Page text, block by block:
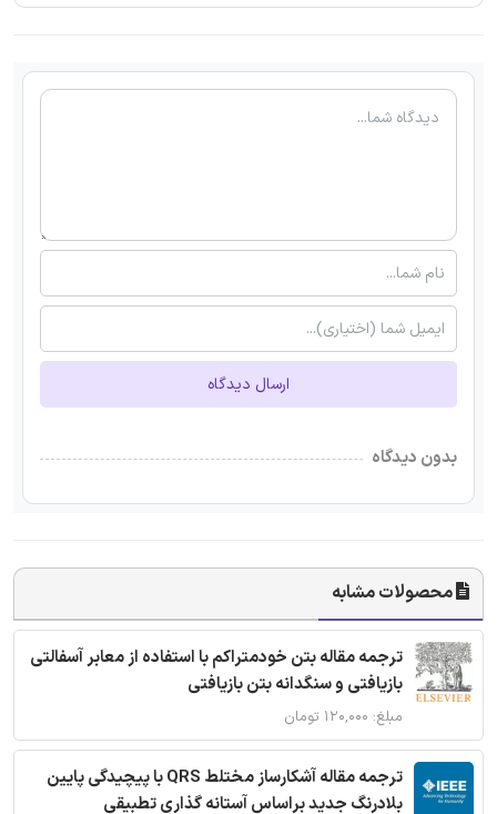
ارسال دیدگاه
بدون دیدگاه
محصولات مشابه
ترجمه مقاله بتن خودمتراکم با استفاده از معابر آسفالتی
بازیافتی و سنگدانه بتن بازیافتی
مبلغ: ۱۲۰,۰۰۰ تومان
ترجمه مقاله آشکارساز مختلط QRS با پیچیدگی پایین
بلادرنگ جدید براساس آستانه گذاری تطبیقی